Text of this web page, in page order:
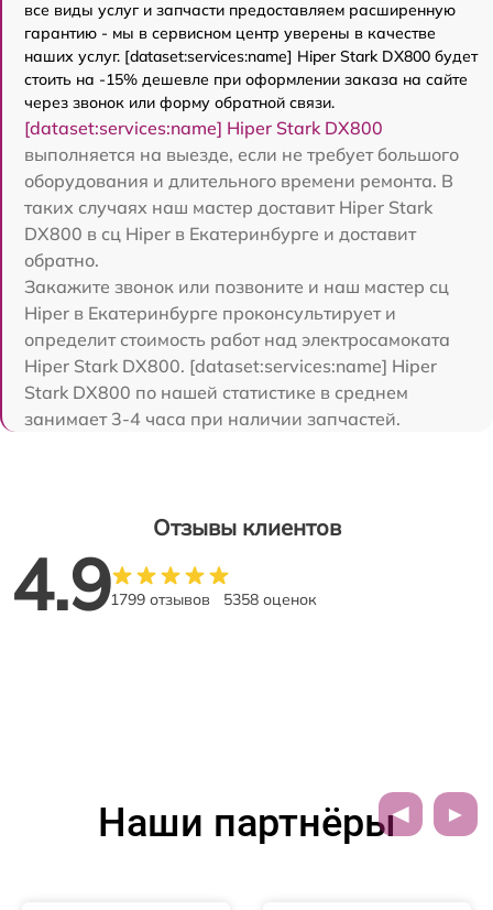
все виды услуг и запчасти предоставляем расширенную
гарантию - мы в сервисном центр уверены в качестве
наших услуг. [dataset:services:name] Hiper Stark DX800 будет
стоить на -15% дешевле при оформлении заказа на сайте
через звонок или форму обратной связи.
[dataset:services:name] Hiper Stark DX800
выполняется на выезде, если не требует большого
оборудования и длительного времени ремонта. В
таких случаях наш мастер доставит Hiper Stark
DX800 в сц Hiper в Екатеринбурге и доставит
обратно.
Закажите звонок или позвоните и наш мастер сц
Hiper в Екатеринбурге проконсультирует и
определит стоимость работ над электросамоката
Hiper Stark DX800. [dataset:services:name] Hiper
Stark DX800 по нашей статистике в среднем
занимает 3-4 часа при наличии запчастей.
Отзывы клиентов
4.91799 отзывов 5358 оценок
Наши партнёры